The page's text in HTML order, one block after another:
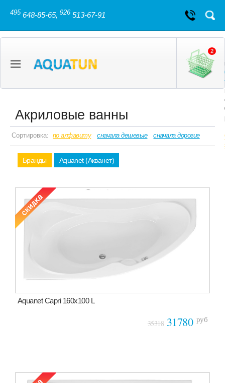
495 648-85-65, 926 513-67-91
2
Акриловые ванны
Сортировка: по алфавиту сначала дешевые сначала дорогие
Бранды Aquanet (Акванет)
Aquanet Capri 160x100 L
35318 31780 руб